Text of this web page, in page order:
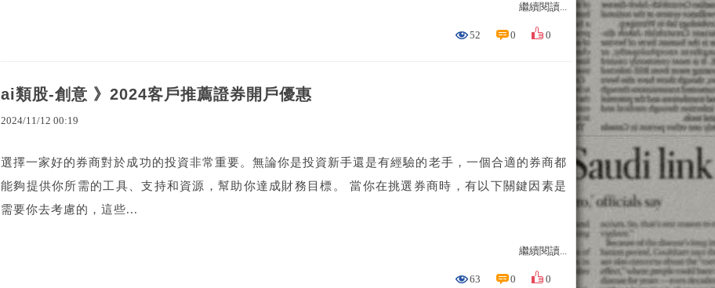
繼續閱讀...
52 0 0
ai類股-創意 》2024客戶推薦證券開戶優惠
2024/11/12 00:19
選擇一家好的券商對於成功的投資非常重要。無論你是投資新手還是有經驗的老手，一個合適的券商都
能夠提供你所需的工具、支持和資源，幫助你達成財務目標。 當你在挑選券商時，有以下關鍵因素是
需要你去考慮的，這些...
繼續閱讀...
63 0 0